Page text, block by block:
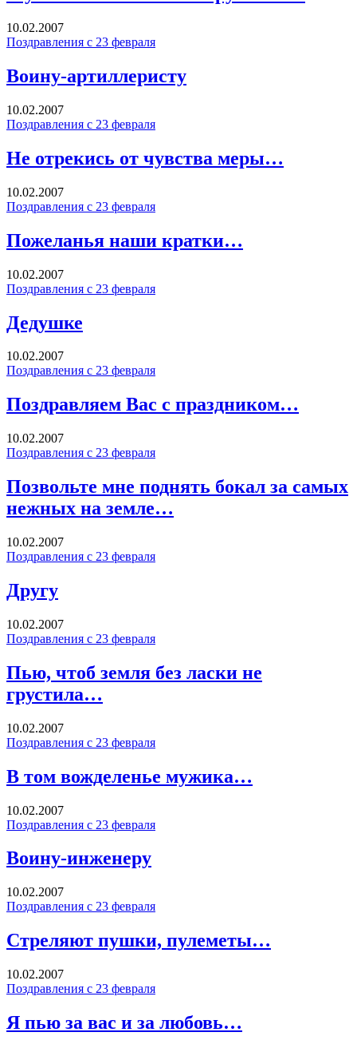
10.02.2007
Поздравления с 23 февраля
Воину-артиллеристу
10.02.2007
Поздравления с 23 февраля
Не отрекись от чувства меры…
10.02.2007
Поздравления с 23 февраля
Пожеланья наши кратки…
10.02.2007
Поздравления с 23 февраля
Дедушке
10.02.2007
Поздравления с 23 февраля
Поздравляем Вас с праздником…
10.02.2007
Поздравления с 23 февраля
Позвольте мне поднять бокал за самых
нежных на земле…
10.02.2007
Поздравления с 23 февраля
Другу
10.02.2007
Поздравления с 23 февраля
Пью, чтоб земля без ласки не
грустила…
10.02.2007
Поздравления с 23 февраля
В том вожделенье мужика…
10.02.2007
Поздравления с 23 февраля
Воину-инженеру
10.02.2007
Поздравления с 23 февраля
Стреляют пушки, пулеметы…
10.02.2007
Поздравления с 23 февраля
Я пью за вас и за любовь…